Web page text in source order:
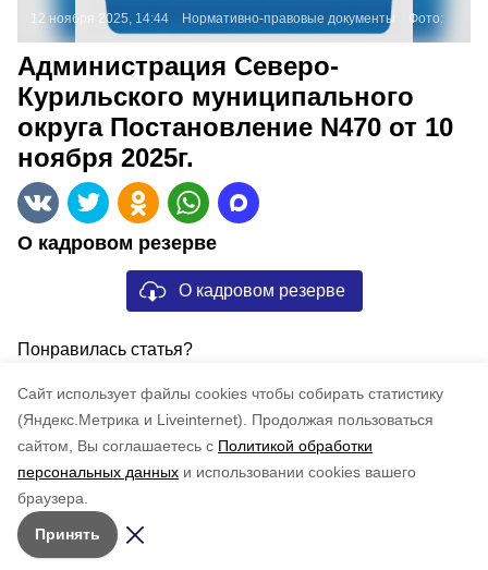
Cайт использует файлы cookies чтобы собирать статистику
(Яндекс.Метрика и Liveinternet).
Продолжая пользоваться
сайтом, Вы соглашаетесь с Политикой обработки
персональных данных и использовании cookies вашего
браузера.
Принять
12 ноября 2025, 14:44 Нормативно-правовые документы Фото:
Администрация Северо-
Курильского муниципального
округа Постановление N470 от 10
ноября 2025г.
О кадровом резерве
О кадровом резерве
Понравилась статья?
5 4 3 2 1